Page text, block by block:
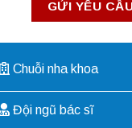
Chuỗi nha khoa
Đội ngũ bác sĩ